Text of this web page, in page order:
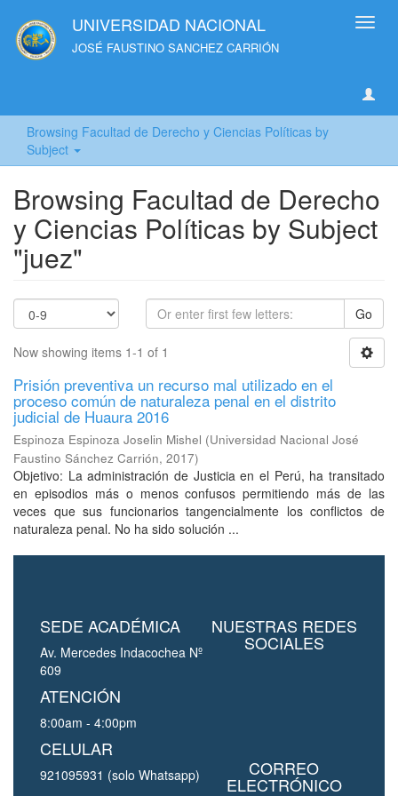
UNIVERSIDAD NACIONAL
JOSÉ FAUSTINO SANCHEZ CARRIÓN
Browsing Facultad de Derecho y Ciencias Políticas by
Subject
Browsing Facultad de Derecho
y Ciencias Políticas by Subject
"juez"
Go
Now showing items 1-1 of 1
Prisión preventiva un recurso mal utilizado en el
proceso común de naturaleza penal en el distrito
judicial de Huaura 2016
Espinoza Espinoza Joselin Mishel (Universidad Nacional José
Faustino Sánchez Carrión, 2017)
Objetivo: La administración de Justicia en el Perú, ha transitado
en episodios más o menos confusos permitiendo más de las
veces que sus funcionarios tangencialmente los conflictos de
naturaleza penal. No ha sido solución ...
SEDE ACADÉMICA
Av. Mercedes Indacochea Nº
609
ATENCIÓN
8:00am - 4:00pm
CELULAR
921095931 (solo Whatsapp)
NUESTRAS REDES
SOCIALES
CORREO
ELECTRÓNICO